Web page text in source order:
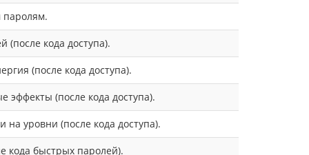
паролям.
(после кода доступа).
(после кода доступа).
эффекты (после кода доступа).
на уровни (после кода доступа).
кода быстрых паролей).